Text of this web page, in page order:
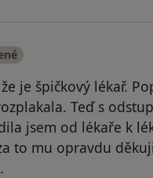
je špičkový lékař.
Teď s
jsem od lékaře k
to mu opravdu